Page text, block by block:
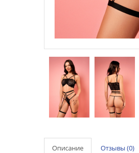
Описание Отзывы (0)